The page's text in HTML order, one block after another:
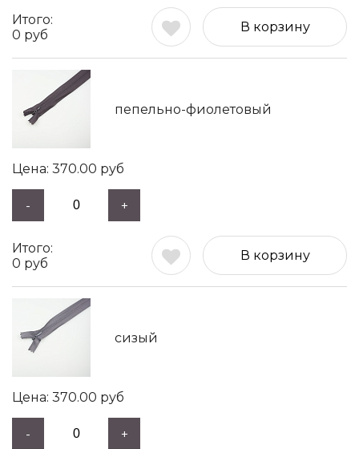
0 руб
В корзину
пепельно-фиолетовый
370.00 руб
- +
0 руб
В корзину
сизый
370.00 руб
- +